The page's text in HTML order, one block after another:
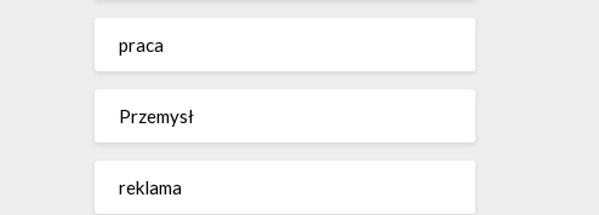
praca
Przemysł
reklama